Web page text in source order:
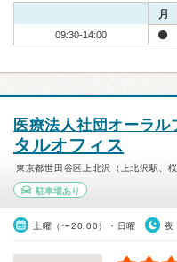
月
09:30-14:00
医療法人社団オーラル
タルオフィス
東京都世田谷区上北沢（上北沢駅、
駐車場あり
土曜（〜20:00）・日曜 夜